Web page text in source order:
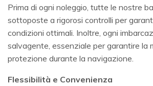
Prima di ogni noleggio, tutte le nostre
sottoposte a rigorosi controlli per
condizioni ottimali. Inoltre, ogni
salvagente, essenziale per garantire la
protezione durante la navigazione.
Flessibilità e Convenienza